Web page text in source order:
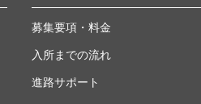
募集要項・料金
入所までの流れ
進路サポート